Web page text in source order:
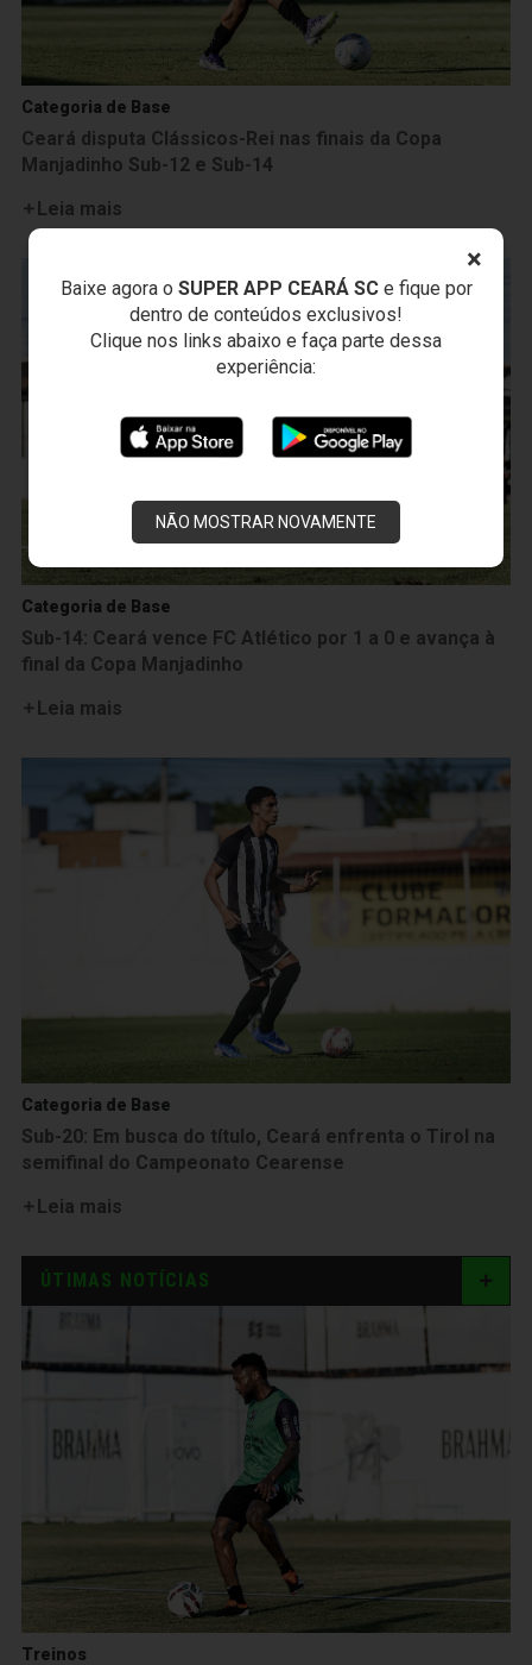
×
Baixe agora o SUPER APP CEARÁ SCe fique por
dentro de conteúdos exclusivos!
Clique nos links abaixo e faça parte dessa
experiência:
NÃO MOSTRAR NOVAMENTE
Categoria de Base
Ceará disputa Clássicos-Rei nas finais da Copa
Manjadinho Sub-12 e Sub-14
Leia mais
Categoria de Base
Sub-14: Ceará vence FC Atlético por 1 a 0 e avança à
final da Copa Manjadinho
Leia mais
Categoria de Base
Sub-20: Em busca do título, Ceará enfrenta o Tirol na
semifinal do Campeonato Cearense
Leia mais
ÚTIMAS NOTÍCIAS
Treinos